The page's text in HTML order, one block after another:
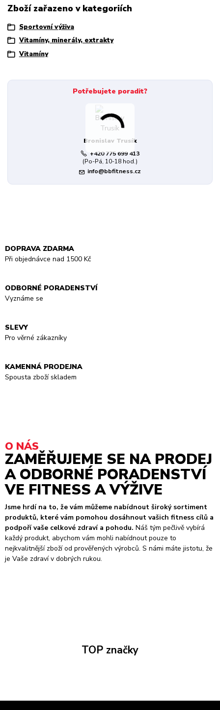
Zboží zařazeno v kategoriích
Sportovní výživa
Vitamíny, minerály, extrakty
Vitamíny
Potřebujete poradit?
Bronislav Trusík
+420 775 699 413
(Po-Pá, 10-18 hod.)
info@bbfitness.cz
DOPRAVA ZDARMA
Při objednávce nad 1500 Kč
ODBORNÉ PORADENSTVÍ
Vyznáme se
SLEVY
Pro věrné zákazníky
KAMENNÁ PRODEJNA
Spousta zboží skladem
O NÁS
ZAMĚŘUJEME SE NA PRODEJ
A ODBORNÉ PORADENSTVÍ
VE FITNESS A VÝŽIVE
Jsme hrdí na to, že vám můžeme nabídnout široký sortiment
produktů, které vám pomohou dosáhnout vašich fitness cílů a
podpoří vaše celkové zdraví a pohodu. Náš tým pečlivě vybírá
každý produkt, abychom vám mohli nabídnout pouze to
nejkvalitnější zboží od prověřených výrobců. S námi máte jistotu, že
je Vaše zdraví v dobrých rukou.
TOP značky